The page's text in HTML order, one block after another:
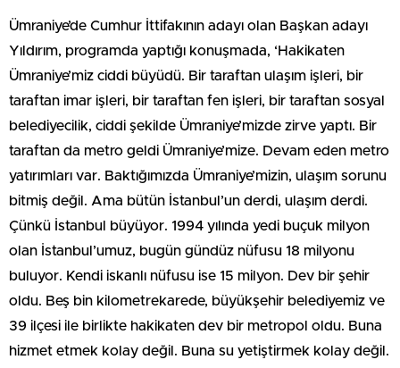
Ümraniye’de Cumhur İttifakının adayı olan Başkan adayı
Yıldırım, programda yaptığı konuşmada, ‘Hakikaten
Ümraniye’miz ciddi büyüdü. Bir taraftan ulaşım işleri, bir
taraftan imar işleri, bir taraftan fen işleri, bir taraftan sosyal
belediyecilik, ciddi şekilde Ümraniye’mizde zirve yaptı. Bir
taraftan da metro geldi Ümraniye’mize. Devam eden metro
yatırımları var. Baktığımızda Ümraniye’mizin, ulaşım sorunu
bitmiş değil. Ama bütün İstanbul’un derdi, ulaşım derdi.
Çünkü İstanbul büyüyor. 1994 yılında yedi buçuk milyon
olan İstanbul’umuz, bugün gündüz nüfusu 18 milyonu
buluyor. Kendi iskanlı nüfusu ise 15 milyon. Dev bir şehir
oldu. Beş bin kilometrekarede, büyükşehir belediyemiz ve
39 ilçesi ile birlikte hakikaten dev bir metropol oldu. Buna
hizmet etmek kolay değil. Buna su yetiştirmek kolay değil.